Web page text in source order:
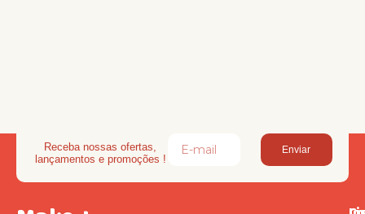
Receba nossas ofertas,
lançamentos e promoções !
Enviar